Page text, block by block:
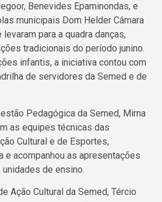
Benevides Epaminondas, e
municipais Dom Helder Câmara
para a quadra danças,
tradicionais do período junino.
infantis, a iniciativa contou com
de servidores da Semed e de
Pedagógica da Semed, Mirna
as equipes técnicas das
Cultural e de Esportes,
e acompanhou as apresentações
de ensino.
Ação Cultural da Semed, Tércio